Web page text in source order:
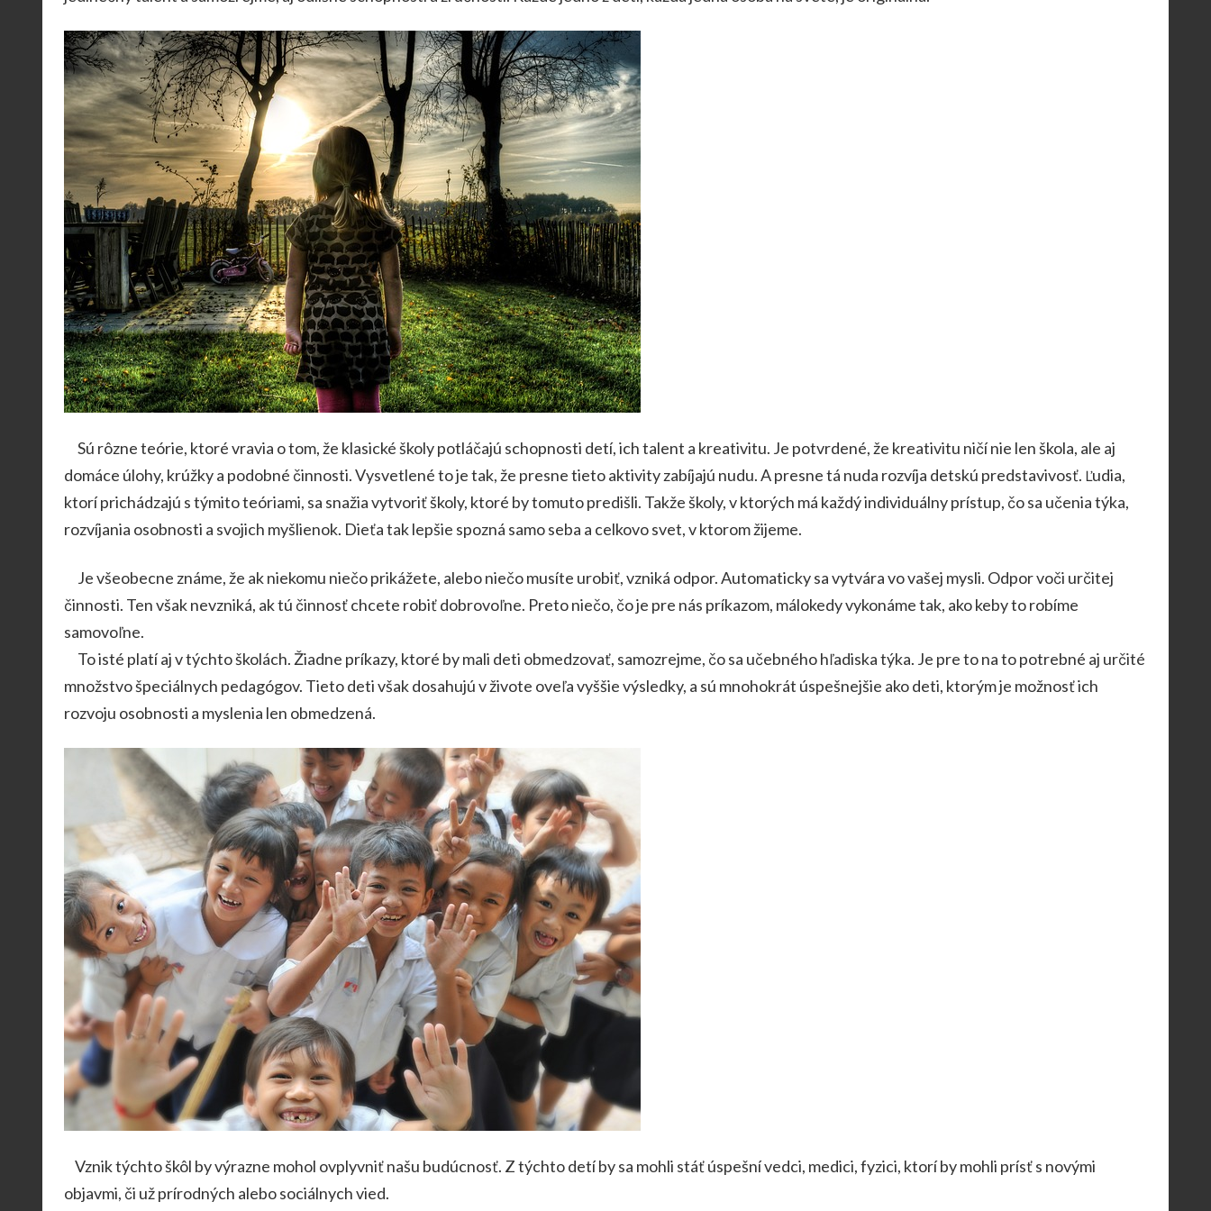
Sú rôzne teórie, ktoré vravia o tom, že klasické školy potláčajú schopnosti detí, ich talent a kreativitu. Je potvrdené, že kreativitu ničí nie len škola, ale aj
domáce úlohy, krúžky a podobné činnosti. Vysvetlené to je tak, že presne tieto aktivity zabíjajú nudu. A presne tá nuda rozvíja detskú predstavivosť. Ľudia,
ktorí prichádzajú s týmito teóriami, sa snažia vytvoriť školy, ktoré by tomuto predišli. Takže školy, v ktorých má každý individuálny prístup, čo sa učenia týka,
rozvíjania osobnosti a svojich myšlienok. Dieťa tak lepšie spozná samo seba a celkovo svet, v ktorom žijeme.
Je všeobecne známe, že ak niekomu niečo prikážete, alebo niečo musíte urobiť, vzniká odpor. Automaticky sa vytvára vo vašej mysli. Odpor voči určitej
činnosti. Ten však nevzniká, ak tú činnosť chcete robiť dobrovoľne. Preto niečo, čo je pre nás príkazom, málokedy vykonáme tak, ako keby to robíme
samovoľne.
To isté platí aj v týchto školách. Žiadne príkazy, ktoré by mali deti obmedzovať, samozrejme, čo sa učebného hľadiska týka. Je pre to na to potrebné aj určité
množstvo špeciálnych pedagógov. Tieto deti však dosahujú v živote oveľa vyššie výsledky, a sú mnohokrát úspešnejšie ako deti, ktorým je možnosť ich
rozvoju osobnosti a myslenia len obmedzená.
Vznik týchto škôl by výrazne mohol ovplyvniť našu budúcnosť. Z týchto detí by sa mohli stáť úspešní vedci, medici, fyzici, ktorí by mohli prísť s novými
objavmi, či už prírodných alebo sociálnych vied.